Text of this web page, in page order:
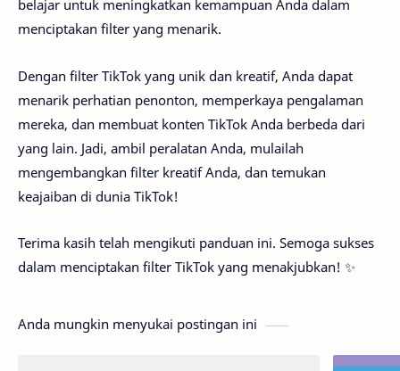
belajar untuk meningkatkan kemampuan Anda dalam
menciptakan filter yang menarik.
Dengan filter TikTok yang unik dan kreatif, Anda dapat
menarik perhatian penonton, memperkaya pengalaman
mereka, dan membuat konten TikTok Anda berbeda dari
yang lain. Jadi, ambil peralatan Anda, mulailah
mengembangkan filter kreatif Anda, dan temukan
keajaiban di dunia TikTok!
Terima kasih telah mengikuti panduan ini. Semoga sukses
dalam menciptakan filter TikTok yang menakjubkan! ✨
Anda mungkin menyukai postingan ini